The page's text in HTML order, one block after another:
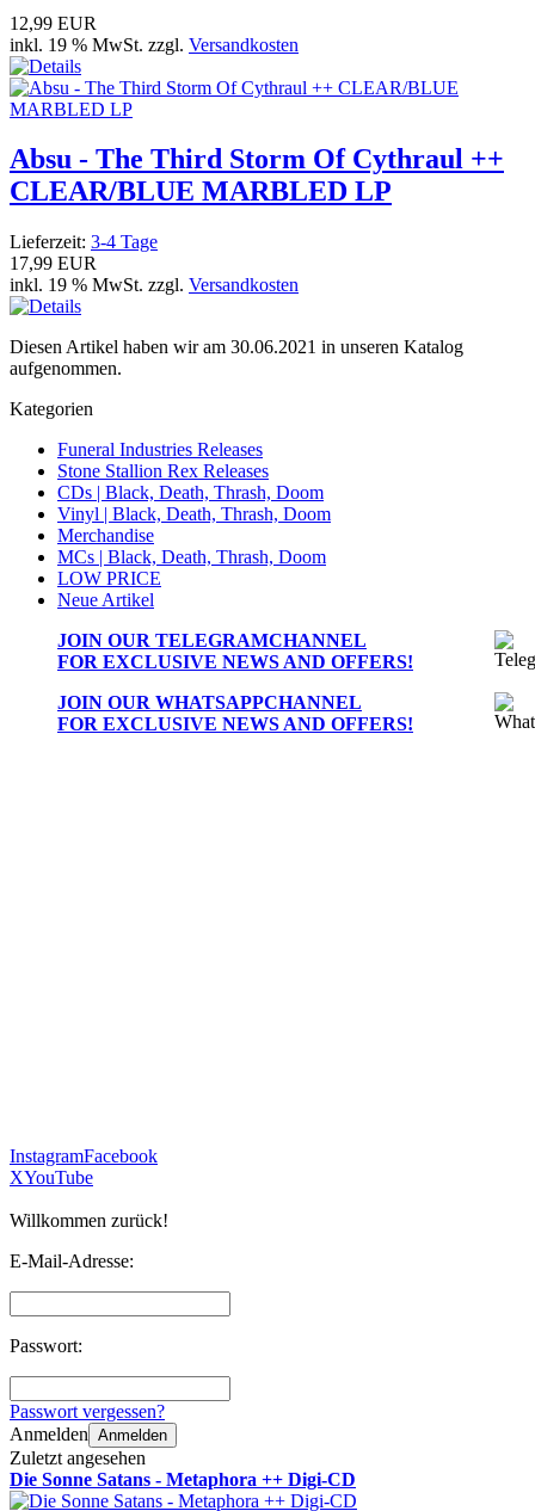
12,99 EUR
inkl. 19 % MwSt. zzgl. Versandkosten
Absu - The Third Storm Of Cythraul ++
CLEAR/BLUE MARBLED LP
Lieferzeit: 3-4 Tage
17,99 EUR
inkl. 19 % MwSt. zzgl. Versandkosten
Diesen Artikel haben wir am 30.06.2021 in unseren Katalog
aufgenommen.
Kategorien
Funeral Industries Releases
Stone Stallion Rex Releases
CDs | Black, Death, Thrash, Doom
Vinyl | Black, Death, Thrash, Doom
Merchandise
MCs | Black, Death, Thrash, Doom
LOW PRICE
Neue Artikel
JOIN OUR TELEGRAMCHANNEL
FOR EXCLUSIVE NEWS AND OFFERS!
JOIN OUR WHATSAPPCHANNEL
FOR EXCLUSIVE NEWS AND OFFERS!
InstagramFacebook
XYouTube
Willkommen zurück!
E-Mail-Adresse:
Passwort:
Passwort vergessen?
Anmelden Anmelden
Zuletzt angesehen
Die Sonne Satans - Metaphora ++ Digi-CD